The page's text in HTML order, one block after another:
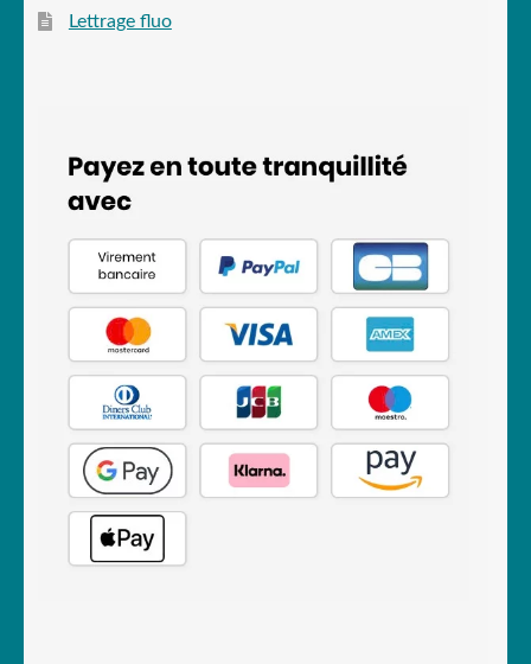
Lettrage fluo